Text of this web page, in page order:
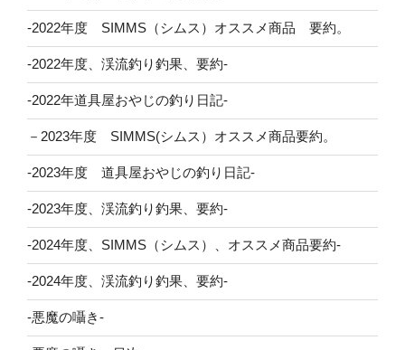
-2022年度 SIMMS（シムス）オススメ商品 要約。
-2022年度、渓流釣り釣果、要約-
-2022年道具屋おやじの釣り日記-
－2023年度 SIMMS(シムス）オススメ商品要約。
-2023年度 道具屋おやじの釣り日記-
-2023年度、渓流釣り釣果、要約-
-2024年度、SIMMS（シムス）、オススメ商品要約-
-2024年度、渓流釣り釣果、要約-
-悪魔の囁き-